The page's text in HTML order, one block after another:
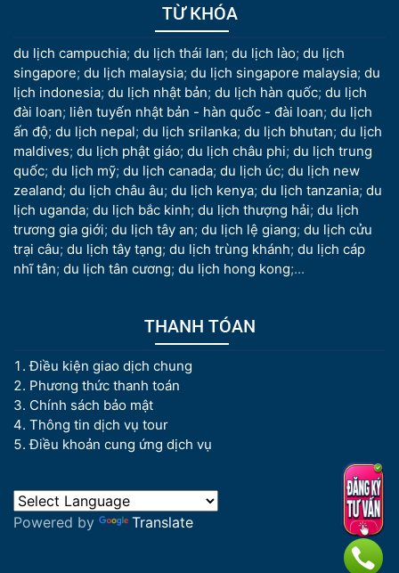
TỪ KHÓA
du lịch campuchia; du lịch thái lan; du lịch lào; du lịch
singapore; du lịch malaysia; du lịch singapore malaysia; du
lịch indonesia; du lịch nhật bản; du lịch hàn quốc; du lịch
đài loan; liên tuyến nhật bản - hàn quốc - đài loan; du lịch
ấn độ; du lịch nepal; du lịch srilanka; du lịch bhutan; du lịch
maldives; du lịch phật giáo; du lịch châu phi; du lịch trung
quốc; du lịch mỹ; du lịch canada; du lịch úc; du lịch new
zealand; du lịch châu âu; du lịch kenya; du lịch tanzania; du
lịch uganda; du lịch bắc kinh; du lịch thượng hải; du lịch
trương gia giới; du lịch tây an; du lịch lệ giang; du lịch cửu
trại câu; du lịch tây tạng; du lịch trùng khánh; du lịch cáp
nhĩ tân; du lịch tân cương; du lịch hong kong;...
THANH TÓAN
Điều kiện giao dịch chung
Phương thức thanh toán
Chính sách bảo mật
Thông tin dịch vụ tour
Điều khoản cung ứng dịch vụ
Powered by Translate